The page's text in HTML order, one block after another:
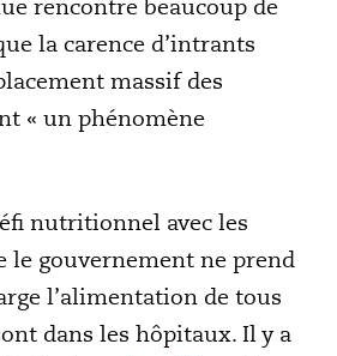
rencontre beaucoup de
la carence d’intrants
massif des
« un phénomène
nutritionnel avec les
le gouvernement ne prend
l’alimentation de tous
dans les hôpitaux. Il y a